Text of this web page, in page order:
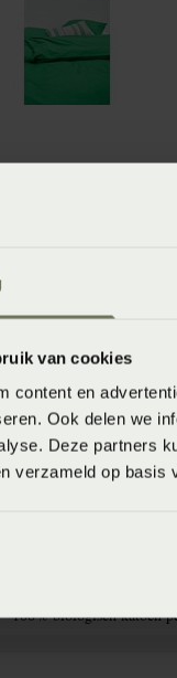
van cookies
content en
Ook delen we
Deze partners
verzameld op basis
in de
100% biologisch katoen